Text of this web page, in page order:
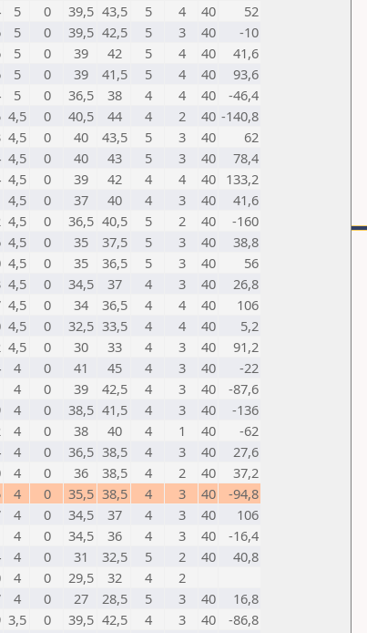
5 0 39,5 43,5 5 4 40
52
5 0 39,5 42,5 5 3 40
-10
5 0 39 42 5 4 40
41,6
5 0 39 41,5 5 4 40
93,6
5 0 36,5 38 4 4 40
-46,4
4,5 0 40,5 44 4 2 40 -140,8
4,5 0 40 43,5 5 3 40
62
4,5 0 40 43 5 3 40
78,4
4,5 0 39 42 4 4 40 133,2
4,5 0 37 40 4 3 40
41,6
4,5 0 36,5 40,5 5 2 40
-160
4,5 0 35 37,5 5 3 40
38,8
4,5 0 35 36,5 5 3 40
56
4,5 0 34,5 37 4 3 40
26,8
4,5 0 34 36,5 4 4 40
106
4,5 0 32,5 33,5 4 4 40
5,2
4,5 0 30 33 4 3 40
91,2
4 0 41 45 4 3 40
-22
4 0 39 42,5 4 3 40
-87,6
4 0 38,5 41,5 4 3 40
-136
4 0 38 40 4 1 40
-62
4 0 36,5 38,5 4 3 40
27,6
4 0 36 38,5 4 2 40
37,2
4 0 35,5 38,5 4 3 40
-94,8
4 0 34,5 37 4 3 40
106
4 0 34,5 36 4 3 40
-16,4
4 0 31 32,5 5 2 40
40,8
4 0 29,5 32 4
2
4 0 27 28,5 5 3 40
16,8
3,5 0 39,5 42,5 4 3 40
-86,8